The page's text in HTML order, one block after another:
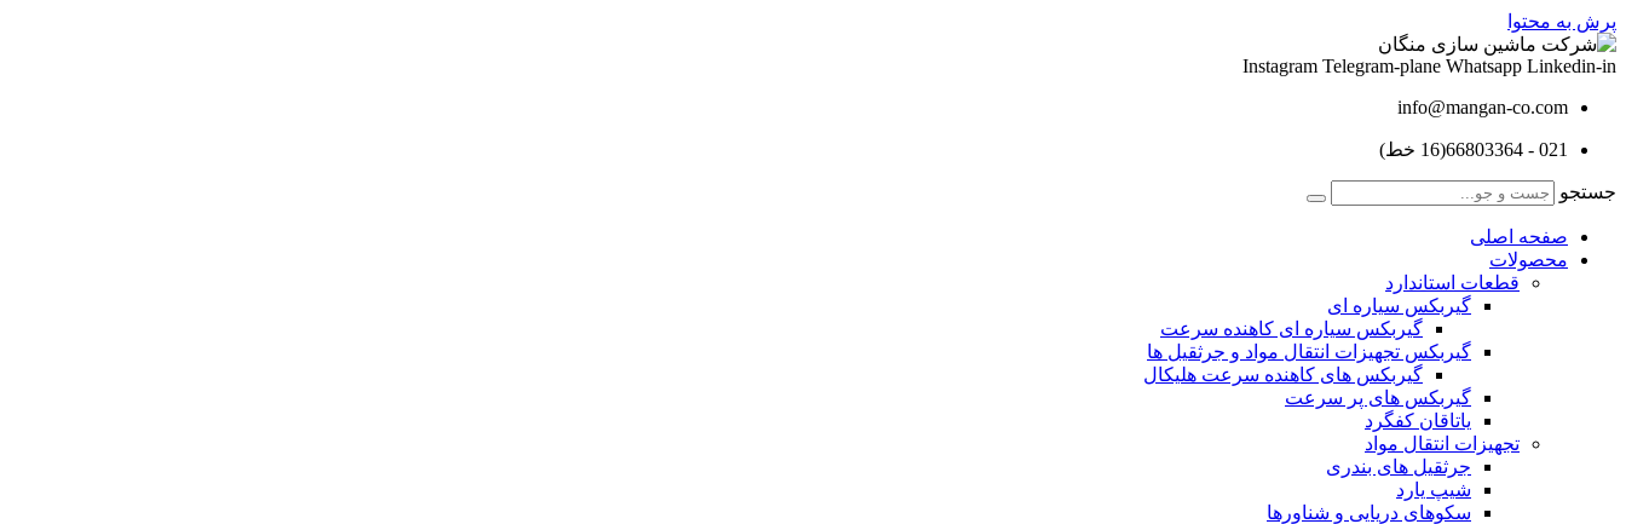
پرش به محتوا
Instagram Telegram-plane Whatsapp Linkedin-in
info@mangan-co.com
021 - 66803364(16 خط)
جستجو
صفحه اصلی
محصولات
قطعات استاندارد
گيربكس سياره ای
گيربكس سياره ای كاهنده سرعت
گيربكس تجهيزات انتقال مواد و جرثقيل ها
گيربكس های كاهنده سرعت هليكال
گيربكس های پر سرعت
ياتاقان كفگرد
تجهیزات انتقال مواد
جرثقیل های بندری
شیپ یارد
سکوهای دریایی و شناورها